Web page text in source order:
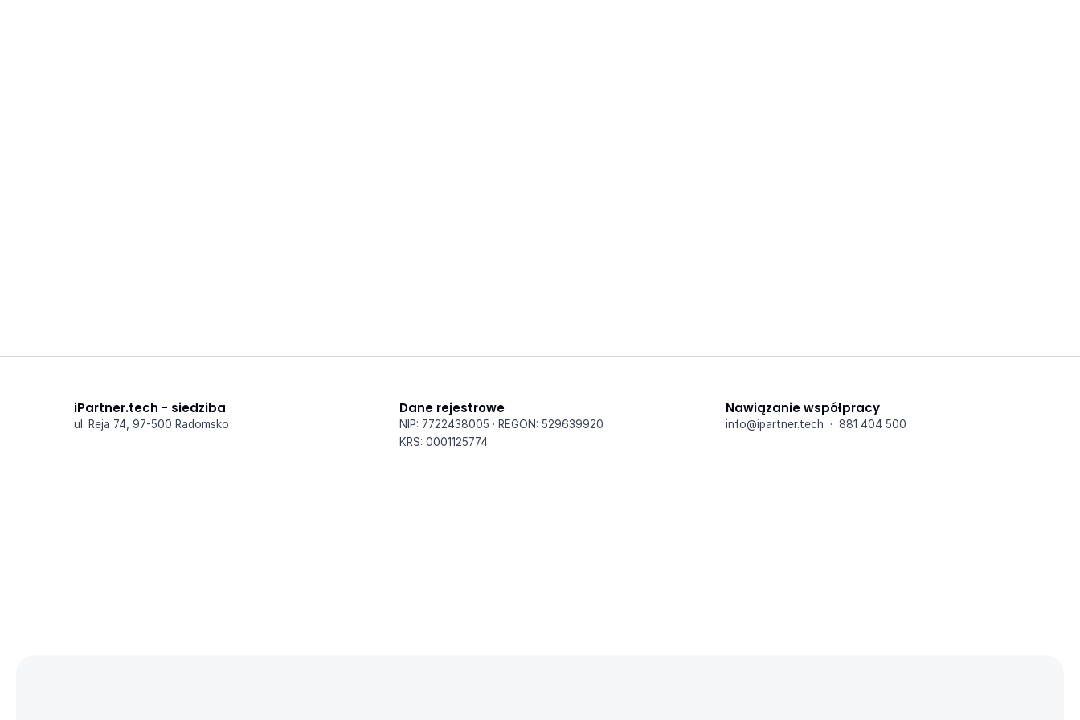
iPartner.tech - siedziba
ul. Reja 74, 97-500 Radomsko
Dane rejestrowe
NIP: 7722438005 · REGON: 529639920
KRS: 0001125774
Nawiązanie współpracy
info@ipartner.tech  ·  881 404 500